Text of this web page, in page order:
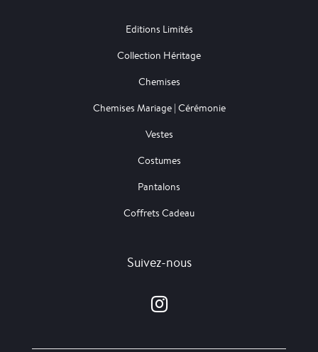
Editions Limités
Collection Héritage
Chemises
Chemises Mariage | Cérémonie
Vestes
Costumes
Pantalons
Coffrets Cadeau
Suivez-nous